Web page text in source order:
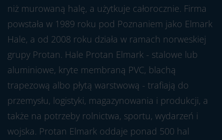
niż murowaną halę, a użytkuje całorocznie. Firma
powstała w 1989 roku pod Poznaniem jako Elmark
Hale, a od 2008 roku działa w ramach norweskiej
grupy Protan. Hale Protan Elmark - stalowe lub
aluminiowe, kryte membraną PVC, blachą
trapezową albo płytą warstwową - trafiają do
przemysłu, logistyki, magazynowania i produkcji, a
także na potrzeby rolnictwa, sportu, wydarzeń i
wojska. Protan Elmark oddaje ponad 500 hal